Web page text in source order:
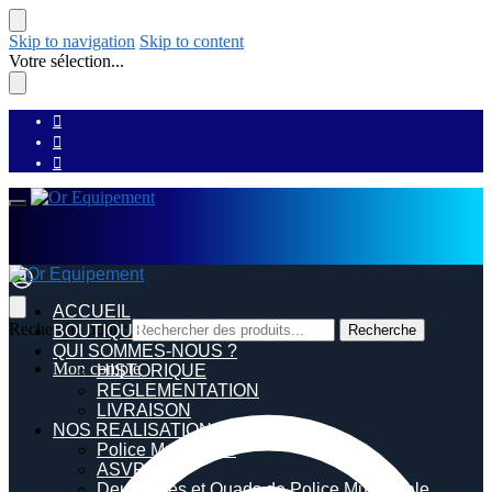
Skip to navigation Skip to content
Votre sélection...
Recherche pour : Recherche
Mon compte
ACCUEIL
BOUTIQUE
QUI SOMMES-NOUS ?
HISTORIQUE
REGLEMENTATION
LIVRAISON
NOS REALISATIONS
Police Municipale
ASVP